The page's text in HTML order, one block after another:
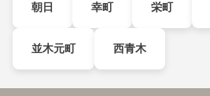
朝日 幸町 栄町
並木元町 西青木